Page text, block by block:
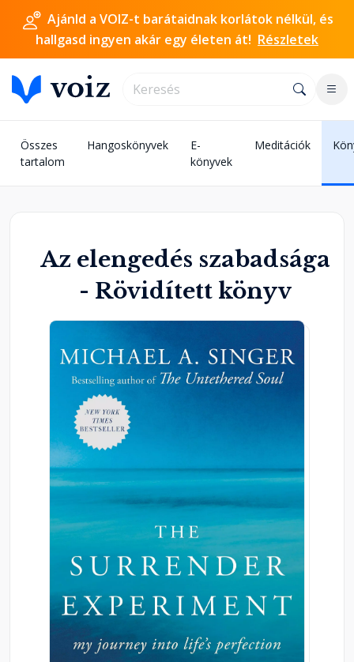
Ajánld a VOIZ-t barátaidnak korlátok nélkül, és
hallgasd ingyen akár egy életen át! Részletek
Összes
tartalom
Hangoskönyvek
E-
könyvek
Meditációk
Az elengedés szabadsága
- Rövidített könyv